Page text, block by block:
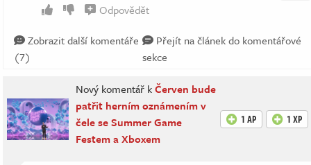
Odpovědět
Zobrazit další komentáře
(7)
Přejít na článek do komentářové
sekce
Nový komentář kČerven bude
patřit herním oznámením v
čele se Summer Game
Festem a Xboxem
1 AP 1 XP